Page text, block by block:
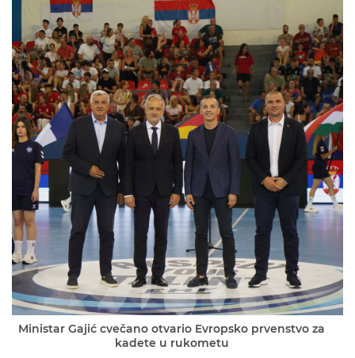
Ministar Gajić cvečano otvario Evropsko prvenstvo za
kadete u rukometu